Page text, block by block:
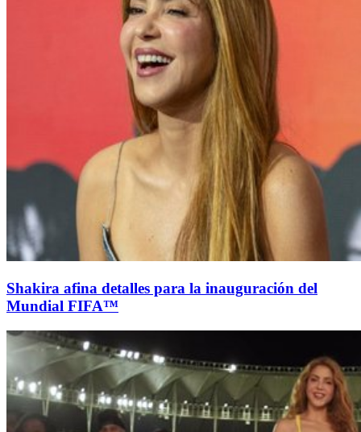
Shakira afina detalles para la inauguración del
Mundial FIFA™